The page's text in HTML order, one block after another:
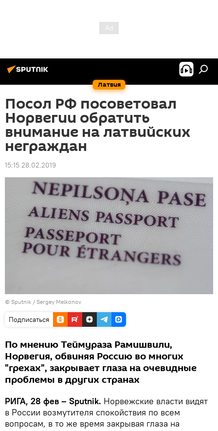
Латвия
Посол РФ посоветовал
Норвегии обратить
внимание на латвийских
неграждан
15:15 28.02.2019
© Sputnik / Sergey Melkonov
Подписаться
По мнению Теймураза Рамишвили,
Норвегия, обвиняя Россию во многих
"грехах", закрывает глаза на очевидные
проблемы в других странах
РИГА, 28 фев – Sputnik. Норвежские власти видят
в России возмутителя спокойствия по всем
вопросам, в то же время закрывая глаза на